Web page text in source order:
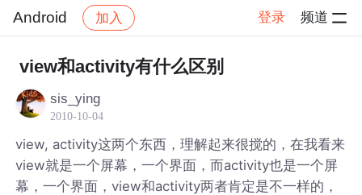
Android 加入 登录 频道
社区 Android 帖子详情
view和activity有什么区别
sis_ying
2010-10-04
view, activity这两个东西，理解起来很搅的，在我看来
view就是一个屏幕，一个界面，而activity也是一个屏
幕，一个界面，view和activity两者肯定是不一样的，